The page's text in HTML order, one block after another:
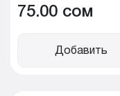
75.00 cом
Добавить